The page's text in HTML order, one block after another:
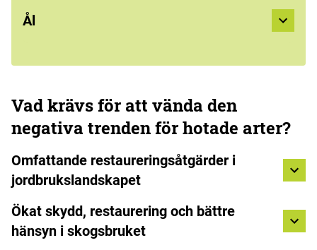
Ål
Vad krävs för att vända den
negativa trenden för hotade arter?
Omfattande restaureringsåtgärder i
jordbrukslandskapet
Ökat skydd, restaurering och bättre
hänsyn i skogsbruket